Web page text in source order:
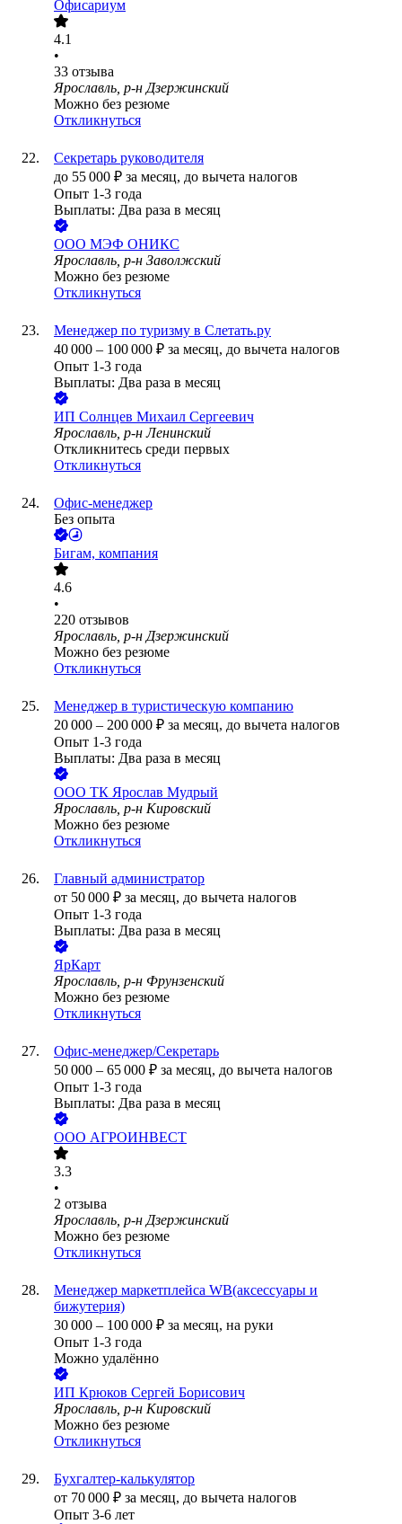
Офисариум
4.1
•
33 отзыва
Ярославль, р-н Дзержинский
Можно без резюме
Откликнуться
Секретарь руководителя
до 55 000 ₽ за месяц, до вычета налогов
Опыт 1-3 года
Выплаты: Два раза в месяц
ООО МЭФ ОНИКС
Ярославль, р-н Заволжский
Можно без резюме
Откликнуться
Менеджер по туризму в Слетать.ру
40 000 – 100 000 ₽ за месяц, до вычета налогов
Опыт 1-3 года
Выплаты: Два раза в месяц
ИП Солнцев Михаил Сергеевич
Ярославль, р-н Ленинский
Откликнитесь среди первых
Откликнуться
Офис-менеджер
Без опыта
Бигам, компания
4.6
•
220 отзывов
Ярославль, р-н Дзержинский
Можно без резюме
Откликнуться
Менеджер в туристическую компанию
20 000 – 200 000 ₽ за месяц, до вычета налогов
Опыт 1-3 года
Выплаты: Два раза в месяц
ООО ТК Ярослав Мудрый
Ярославль, р-н Кировский
Можно без резюме
Откликнуться
Главный администратор
от 50 000 ₽ за месяц, до вычета налогов
Опыт 1-3 года
Выплаты: Два раза в месяц
ЯрКарт
Ярославль, р-н Фрунзенский
Можно без резюме
Откликнуться
Офис-менеджер/Секретарь
50 000 – 65 000 ₽ за месяц, до вычета налогов
Опыт 1-3 года
Выплаты: Два раза в месяц
ООО АГРОИНВЕСТ
3.3
•
2 отзыва
Ярославль, р-н Дзержинский
Можно без резюме
Откликнуться
Менеджер маркетплейса WB(аксессуары и
бижутерия)
30 000 – 100 000 ₽ за месяц, на руки
Опыт 1-3 года
Можно удалённо
ИП Крюков Сергей Борисович
Ярославль, р-н Кировский
Можно без резюме
Откликнуться
Бухгалтер-калькулятор
от 70 000 ₽ за месяц, до вычета налогов
Опыт 3-6 лет